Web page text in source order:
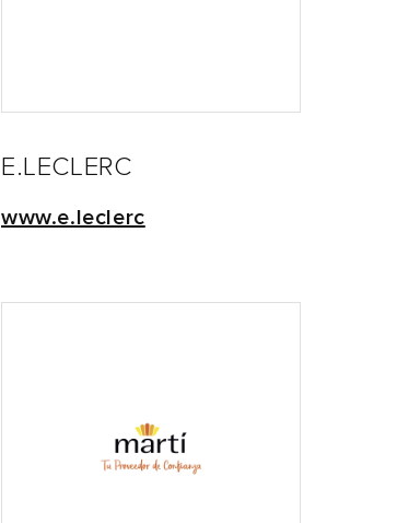
E.LECLERC
www.e.leclerc